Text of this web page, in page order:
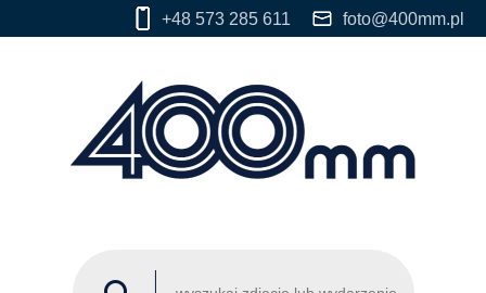
+48 573 285 611 foto@400mm.pl